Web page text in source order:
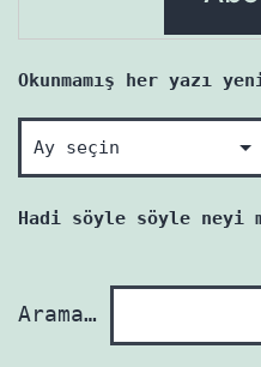
Okunmamış her yazı
Okunmamış
her
yazı
Hadi söyle söyle neyi
Arama…